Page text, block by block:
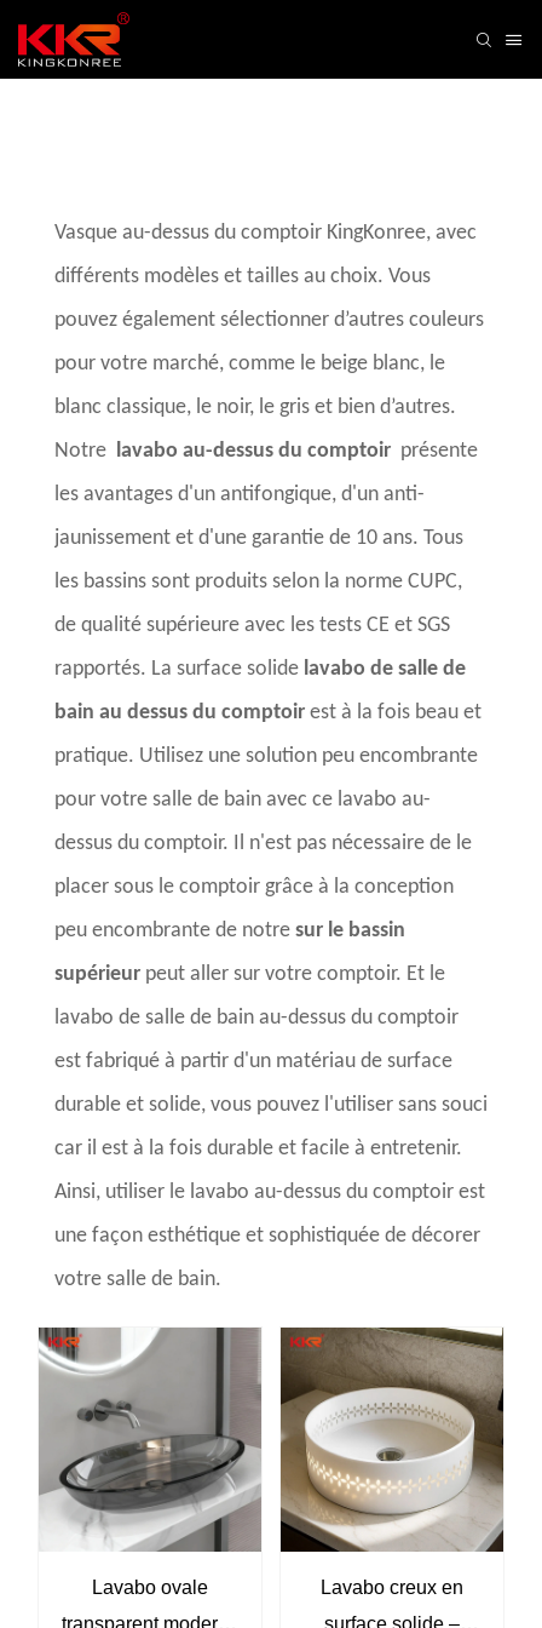
Vasque au-dessus du comptoir KingKonree, avec
différents modèles et tailles au choix. Vous
pouvez également sélectionner d’autres couleurs
pour votre marché, comme le beige blanc, le
blanc classique, le noir, le gris et bien d’autres.
Notre lavabo au-dessus du comptoir présente
les avantages d'un antifongique, d'un anti-
jaunissement et d'une garantie de 10 ans. Tous
les bassins sont produits selon la norme CUPC,
de qualité supérieure avec les tests CE et SGS
rapportés. La surface solide lavabo de salle de
bain au dessus du comptoir est à la fois beau et
pratique. Utilisez une solution peu encombrante
pour votre salle de bain avec ce lavabo au-
dessus du comptoir. Il n'est pas nécessaire de le
placer sous le comptoir grâce à la conception
peu encombrante de notre sur le bassin
supérieur peut aller sur votre comptoir. Et le
lavabo de salle de bain au-dessus du comptoir
est fabriqué à partir d'un matériau de surface
durable et solide, vous pouvez l'utiliser sans souci
car il est à la fois durable et facile à entretenir.
Ainsi, utiliser le lavabo au-dessus du comptoir est
une façon esthétique et sophistiquée de décorer
votre salle de bain.
Lavabo ovale
transparent moderne
Lavabo creux en
surface solide –